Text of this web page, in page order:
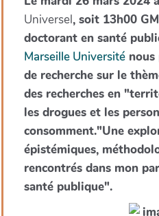
Universel, soit 13h00
doctorant en santé
Marseille Université nous
de recherche sur le
des recherches en
les drogues et les
consomment."Une
épistémiques,
rencontrés dans mon
santé publique".